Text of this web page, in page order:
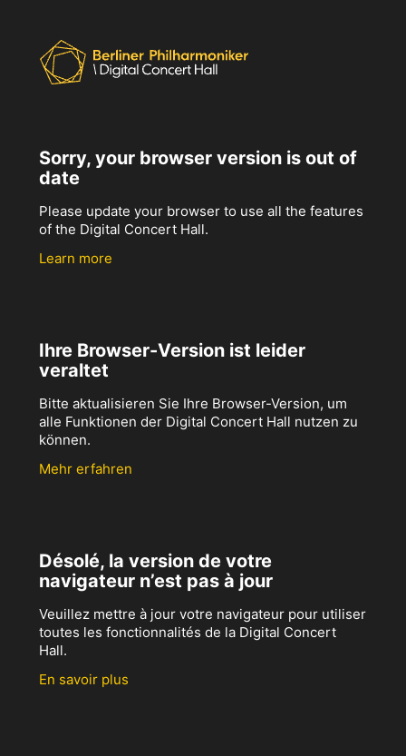
Sorry, your browser version is out of
date
Please update your browser to use all the features
of the Digital Concert Hall.
Learn more
Ihre Browser-Version ist leider
veraltet
Bitte aktualisieren Sie Ihre Browser-Version, um
alle Funktionen der Digital Concert Hall nutzen zu
können.
Mehr erfahren
Désolé, la version de votre
navigateur n’est pas à jour
Veuillez mettre à jour votre navigateur pour utiliser
toutes les fonctionnalités de la Digital Concert
Hall.
En savoir plus